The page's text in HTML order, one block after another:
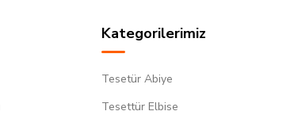
Kategorilerimiz
Tesetür Abiye
Tesettür Elbise